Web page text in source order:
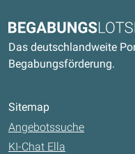
Begabungslotse
Das deutschlandweite
Begabungsförderung.
Sitemap
Angebotssuche
KI-Chat Ella